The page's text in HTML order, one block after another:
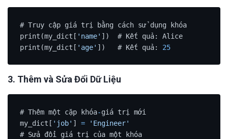
# Truy cập giá trị bằng cách sử dụng khóa
print(my_dict[ 'name' ])  # Kết quả: Alice
print(my_dict[ 'age' ])   # Kết quả: 25
3. Thêm và Sửa Đổi Dữ Liệu
# Thêm một cặp khóa-giá trị mới
my_dict[ 'job' ] =
'Engineer'
# Sửa đổi giá trị của một khóa